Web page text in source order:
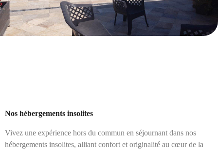
Nos hébergements insolites
Vivez une expérience hors du commun en séjournant dans nos
hébergements insolites, alliant confort et originalité au cœur de la